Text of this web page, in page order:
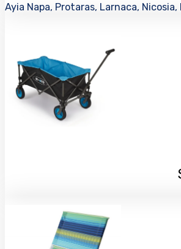
Ayia Napa, Protaras, Larnaca, Nicosia,